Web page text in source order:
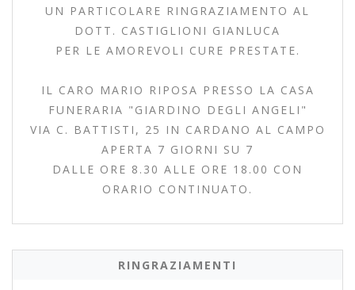
UN PARTICOLARE RINGRAZIAMENTO AL
DOTT. CASTIGLIONI GIANLUCA
PER LE AMOREVOLI CURE PRESTATE.
IL CARO MARIO RIPOSA PRESSO LA CASA
FUNERARIA "GIARDINO DEGLI ANGELI"
VIA C. BATTISTI, 25 IN CARDANO AL CAMPO
APERTA 7 GIORNI SU 7
DALLE ORE 8.30 ALLE ORE 18.00 CON
ORARIO CONTINUATO.
RINGRAZIAMENTI